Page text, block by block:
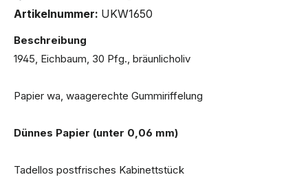
Artikelnummer: UKW1650
Beschreibung
1945, Eichbaum, 30 Pfg., bräunlicholiv
Papier wa, waagerechte Gummiriffelung
Dünnes Papier (unter 0,06 mm)
Tadellos postfrisches Kabinettstück